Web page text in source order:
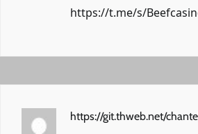
https://t.me/s/
https://git.thweb.net/